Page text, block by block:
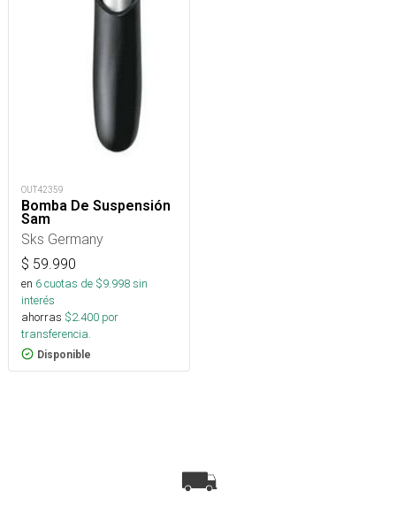
OUT42359
Bomba De Suspensión
Sam
Sks Germany
$ 59.990
en 6cuotas de $9.998sin
interés
ahorras $2.400 por
transferencia.
Disponible